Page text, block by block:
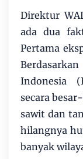
Direktur
ada dua
Pertama
Indonesia
secara
sawit dan
hilangnya
banyak